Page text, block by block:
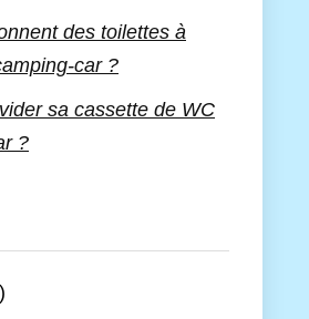
des toilettes à
car ?
sa cassette de WC
?